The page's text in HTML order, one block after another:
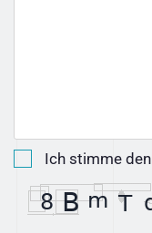
Ich stimme den